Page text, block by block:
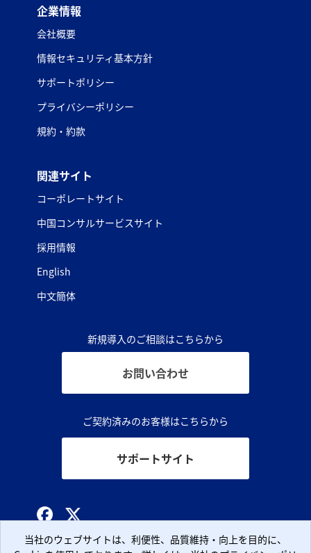
企業情報
会社概要
情報セキュリティ基本方針
サポートポリシー
プライバシーポリシー
規約・約款
関連サイト
コーポレートサイト
中国コンサルサービスサイト
採用情報
English
中文簡体
新規導入のご相談はこちらから
お問い合わせ
ご契約済みのお客様はこちらから
サポートサイト
© CLARA, Inc.
当社のウェブサイトは、利便性、品質維持・向上を目的に、
当社のウェブサイトは、利便性、品質維持・向上を目的に、